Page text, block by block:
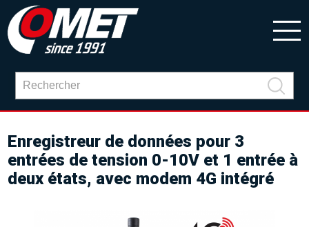
Enregistreur de données pour 3
entrées de tension 0-10V et 1 entrée à
deux états, avec modem 4G intégré